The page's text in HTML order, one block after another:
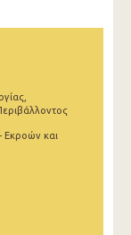
Εκροών και